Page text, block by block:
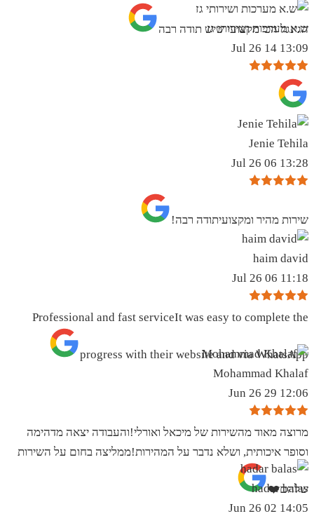
הגינגל הכי מקצועי שיש תודה רבה
ש.א מערכות ושירותי גז
13:09 14 Jul 26
Jenie Tehila
13:28 06 Jul 26
שירות מהיר ומקצועיתודה רבה!
haim david
11:18 06 Jul 26
Professional and fast serviceIt was easy to complete the
progress with their website and via WhatsApp
Mohammad Khalaf
12:06 29 Jun 26
מרוצה מאוד מהשירות של מיכאל ואורלי!והעבודה יצאה מדהימה
וסופר איכותית, ושלא נדבר על המהירות!ממליצה בחום על השירות
שלהם❤️
hadar balas
14:05 02 Jun 26